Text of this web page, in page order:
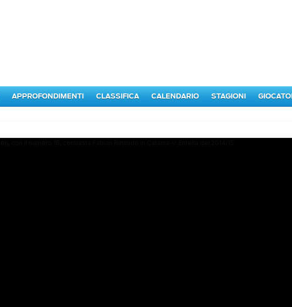
APPROFONDIMENTI CLASSIFICA CALENDARIO STAGIONI